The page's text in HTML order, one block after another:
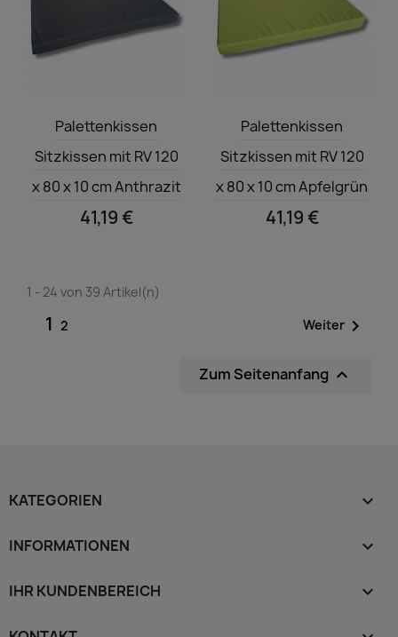
 Vorschau
Palettenkissen
Sitzkissen mit RV 120
x 80 x 10 cm Anthrazit
41,19 €
 Vorschau
Palettenkissen
Sitzkissen mit RV 120
x 80 x 10 cm Apfelgrün
41,19 €
1 - 24 von 39 Artikel(n)
1 2 Weiter 
Zum Seitenanfang 
KATEGORIEN 
INFORMATIONEN 
IHR KUNDENBEREICH 